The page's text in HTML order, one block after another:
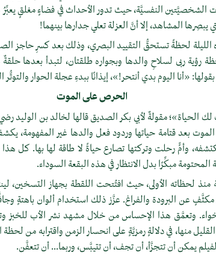
الشخصيَّتين النفسيَّة، حيث تدور الأحداث في فضاءٍ مغلقٍ يعبِّرُ
يبصِرها المشاهد، إلا أنَّ العزلة تعلي جدارها بينهما!
لحظةً تستحقُّ التقييد البصري، وذلك بعد كسرِ حاجز
رؤية ربى لسلاحِ والدها وبجواره طلقتان، لتبدأ بعدها
«أنا اليوم بدي أنتحر!»، إيذانًا ببدءِ عجلة الحوار والتوتُّر
الحرص على الموت
مقولةٌ لأبي بكر الصديق قالها لخالد بن الوليد
بعد قتامة حياتها وردود فعل والدها غير المفهومة،
وأمٍّ رحلت وتركتها تصارع حياةً لا طاقة لها بها. كل هذا
المحتومة مبكِّرًا بدل الانتظار في هذه البقعة السوداء.
منذ لحظاته الأولى، حيث افتُتحت اللقطة بجهاز التسخين،
مكثَّفٍ عن البرودة والفراغ. عزَّز ذلك استخدام ألوان باهتةٍ
وتعمَّق هذا الإحساس من خلال مشهد نشر الأب للخبز
منها، في دلالةٍ رمزيَّةٍ على انحسار الزمن واقترابه من لحظة
يمكن أن تتجزَّأ، أن تجف، أن تتيبَّس، وربما... أن تتعفَّن.